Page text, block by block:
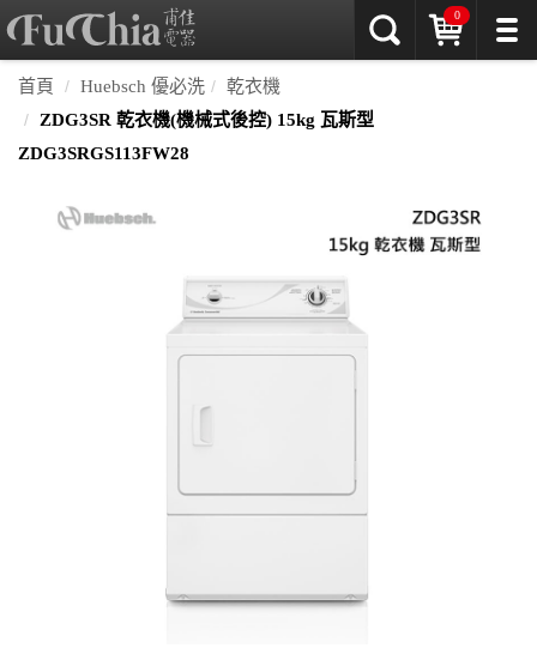
0
首頁 Huebsch 優必洗
乾衣機
ZDG3SR 乾衣機(機械式後控) 15kg 瓦斯型
ZDG3SRGS113FW28